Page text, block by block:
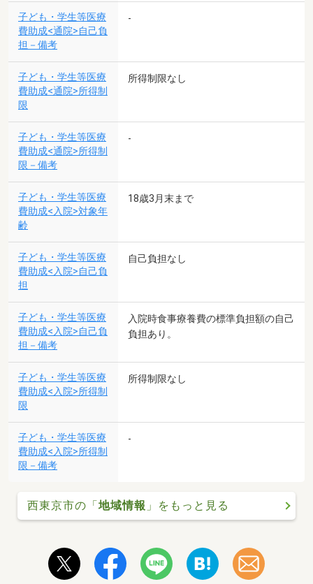
子ども・学生等医療
費助成<通院>自己負
担－備考
-
子ども・学生等医療
費助成<通院>所得制
限
所得制限なし
子ども・学生等医療
費助成<通院>所得制
限－備考
-
子ども・学生等医療
費助成<入院>対象年
齢
18歳3月末まで
子ども・学生等医療
費助成<入院>自己負
担
自己負担なし
子ども・学生等医療
費助成<入院>自己負
担－備考
入院時食事療養費の標準負担額の自己
負担あり。
子ども・学生等医療
費助成<入院>所得制
限
所得制限なし
子ども・学生等医療
費助成<入院>所得制
限－備考
-
西東京市の「地域情報 」をもっと見る